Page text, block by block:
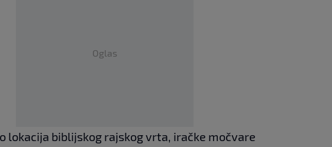
Oglas
lokacija biblijskog rajskog vrta, iračke močvare